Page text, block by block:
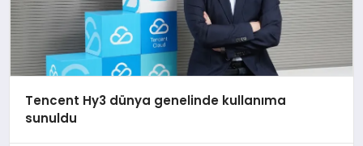
Tencent Hy3 dünya genelinde kullanıma
sunuldu